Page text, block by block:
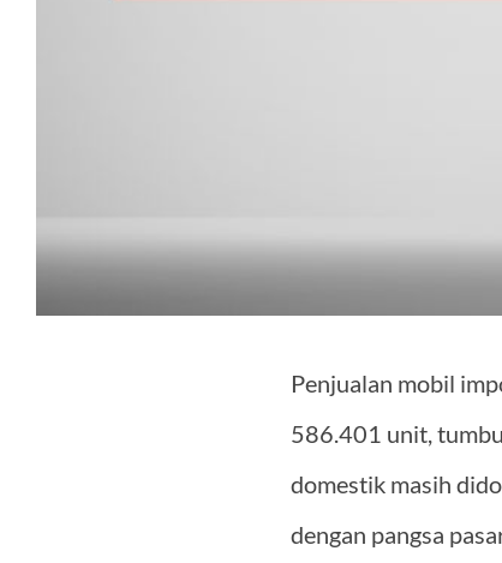
Penjualan mobil
586.401 unit,
domestik masih
dengan pangsa